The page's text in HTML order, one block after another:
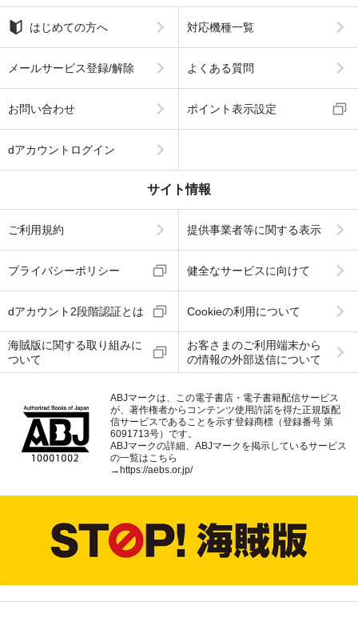
はじめての方へ 対応機種一覧
メールサービス登録/解除 よくある質問
お問い合わせ ポイント表示設定
dアカウントログイン
サイト情報
ご利用規約 提供事業者等に関する表示
プライバシーポリシー 健全なサービスに向けて
dアカウント2段階認証とは Cookieの利用について
海賊版に関する取り組みに
ついて
お客さまのご利用端末から
の情報の外部送信について
ABJマークは、この電子書店・電子書籍配信サービス
が、著作権者からコンテンツ使用許諾を得た正規版配
信サービスであることを示す登録商標（登録番号 第
6091713号）です。
ABJマークの詳細、ABJマークを掲示しているサービス
の一覧はこちら
→https://aebs.or.jp/